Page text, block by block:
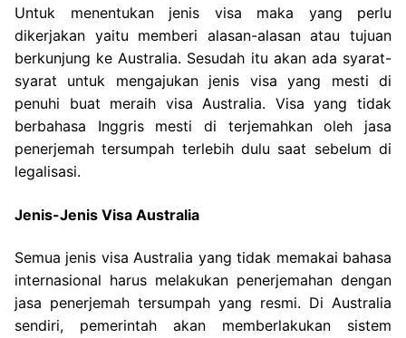
Untuk menentukan jenis visa maka yang perlu
dikerjakan yaitu memberi alasan-alasan atau tujuan
berkunjung ke Australia. Sesudah itu akan ada syarat-
syarat untuk mengajukan jenis visa yang mesti di
penuhi buat meraih visa Australia. Visa yang tidak
berbahasa Inggris mesti di terjemahkan oleh jasa
penerjemah tersumpah terlebih dulu saat sebelum di
legalisasi.
Jenis-Jenis Visa Australia
Semua jenis visa Australia yang tidak memakai bahasa
internasional harus melakukan penerjemahan dengan
jasa penerjemah tersumpah yang resmi. Di Australia
sendiri, pemerintah akan memberlakukan sistem